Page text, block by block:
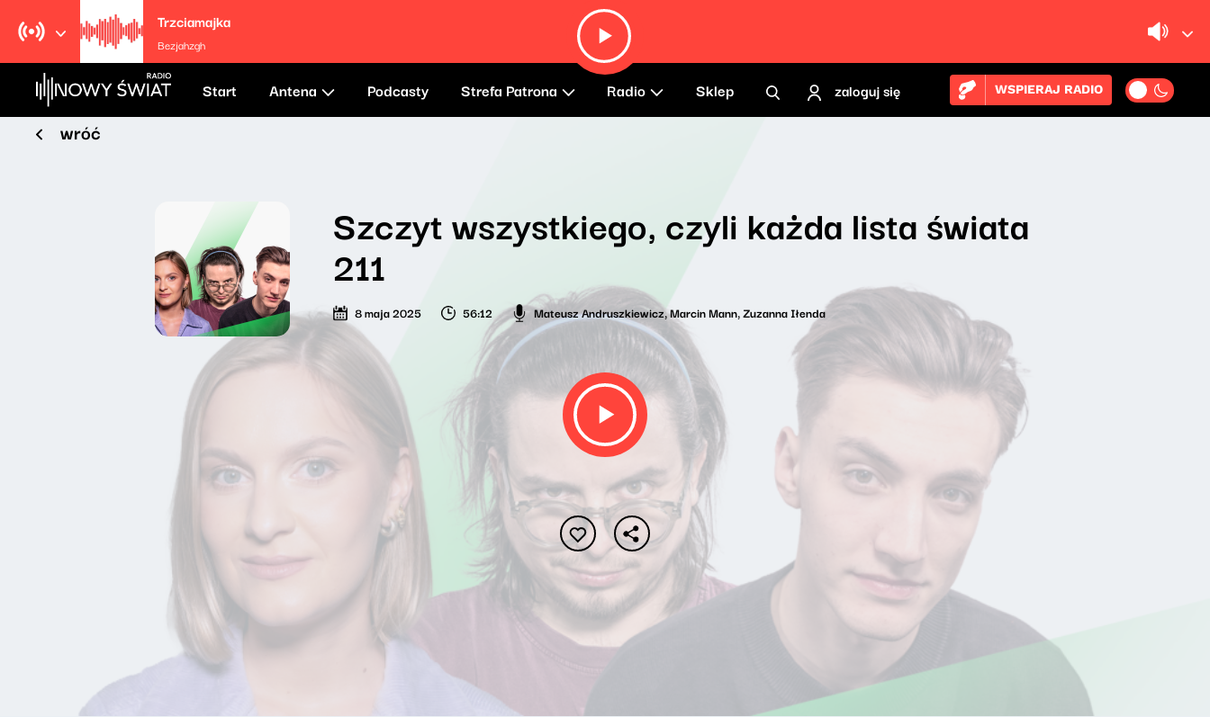
Trzciamajka
Bezjahzgh
Start Antena Podcasty Strefa Patrona Radio Sklep zaloguj się WSPIERAJ RADIO
wróć
Szczyt wszystkiego, czyli każda lista świata
211
8 maja 2025 56:12 Mateusz Andruszkiewicz,Marcin Mann,Zuzanna Iłenda